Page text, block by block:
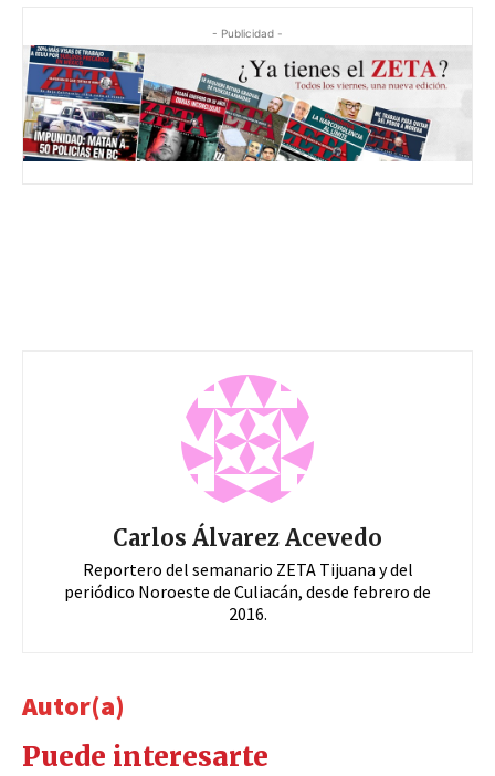
- Publicidad -
Carlos Álvarez Acevedo
Reportero del semanario ZETA Tijuana y del
periódico Noroeste de Culiacán, desde febrero de
2016.
Autor(a)
Puede interesarte